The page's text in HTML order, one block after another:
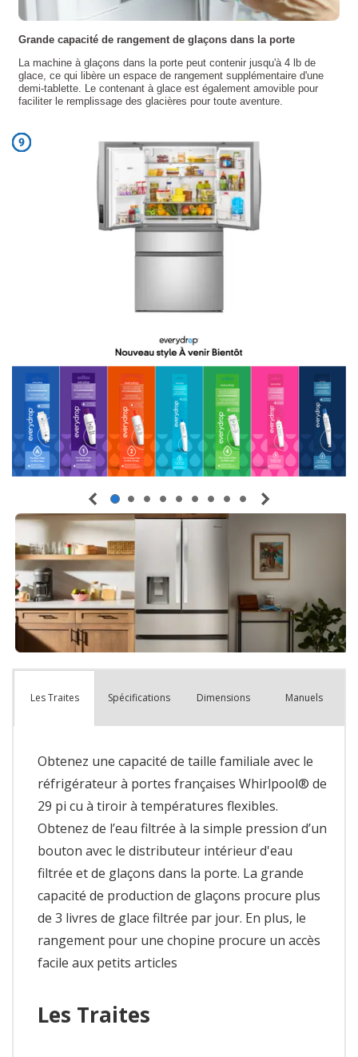
Les Traites Spécifications Dimensions Manuels
Obtenez une capacité de taille familiale avec le
réfrigérateur à portes françaises Whirlpool® de
29 pi cu à tiroir à températures flexibles.
Obtenez de l’eau filtrée à la simple pression d’un
bouton avec le distributeur intérieur d'eau
filtrée et de glaçons dans la porte. La grande
capacité de production de glaçons procure plus
de 3 livres de glace filtrée par jour. En plus, le
rangement pour une chopine procure un accès
facile aux petits articles
Les Traites